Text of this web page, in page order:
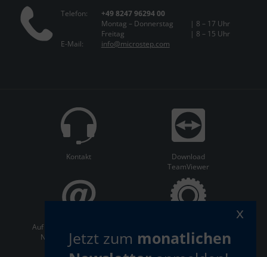
Telefon:
+49 8247 96294 00
Montag – Donnerstag
| 8 – 17 Uhr
Freitag
| 8 – 15 Uhr
E-Mail:
info@microstep.com
Kontakt
Download
TeamViewer
Auf dem Laufenden bleiben:
Newsletter abonnieren
Jetzt zum monatlichen
x